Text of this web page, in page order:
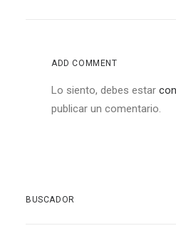
ADD COMMENT
Lo siento, debes estar
publicar un comentario.
BUSCADOR